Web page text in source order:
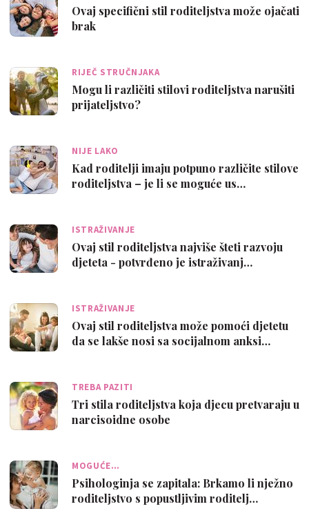
Ovaj specifični stil roditeljstva može ojačati
brak
RIJEČ STRUČNJAKA
Mogu li različiti stilovi roditeljstva narušiti
prijateljstvo?
NIJE LAKO
Kad roditelji imaju potpuno različite stilove
roditeljstva – je li se moguće us…
ISTRAŽIVANJE
Ovaj stil roditeljstva najviše šteti razvoju
djeteta - potvrđeno je istraživanj…
ISTRAŽIVANJE
Ovaj stil roditeljstva može pomoći djetetu
da se lakše nosi sa socijalnom anksi…
TREBA PAZITI
Tri stila roditeljstva koja djecu pretvaraju u
narcisoidne osobe
MOGUĆE…
Psihologinja se zapitala: Brkamo li nježno
roditeljstvo s popustljivim roditelj…